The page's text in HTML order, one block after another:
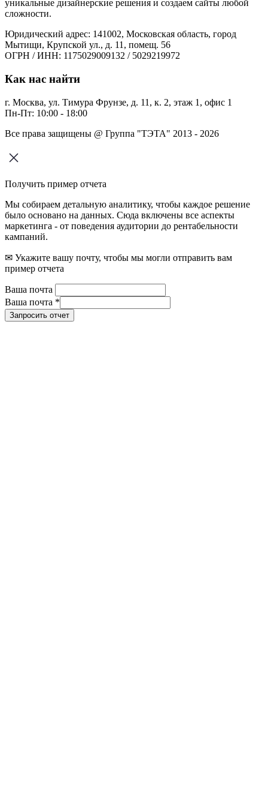
уникальные дизайнерские решения и создаем сайты любой
сложности.
Юридический адрес: 141002, Московская область, город
Мытищи, Крупской ул., д. 11, помещ. 56
ОГРН / ИНН: 1175029009132 / 5029219972
Как нас найти
г. Москва, ул. Тимура Фрунзе, д. 11, к. 2, этаж 1, офис 1
Пн-Пт: 10:00 - 18:00
Все права защищены @ Группа "ТЭТА" 2013 - 2026
Получить пример отчета
Мы собираем детальную аналитику, чтобы каждое решение
было основано на данных. Сюда включены все аспекты
маркетинга - от поведения аудитории до рентабельности
кампаний.
✉ Укажите вашу почту, чтобы мы могли отправить вам
пример отчета
Ваша почта
Ваша почта *
Запросить отчет